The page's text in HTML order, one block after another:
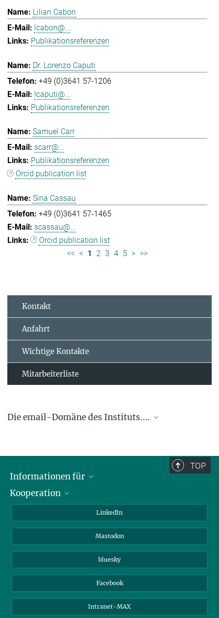
Lilian Cabon
lcabon@...
Publikationsreferenzen
Dr. Lorenzo Caputi
+49 (0)3641 57-1206
lcaputi@...
Publikationsreferenzen
Samuel Carr
scarr@...
Publikationsreferenzen
Orcid publication list
Sina Cassau
+49 (0)3641 57-1465
scassau@...
Orcid publication list
<< < 1 2 3 4 5 > >>
Kontakt
Anfahrt
Wichtige Kontakte
Mitarbeiterliste
Die email-Domäne des Instituts....
TOP
Informationen für
Journalisten
Kooperation
Beutenberg Campus e.V.
LinkedIn
Mastodon
bluesky
Facebook
Intranet-MAX